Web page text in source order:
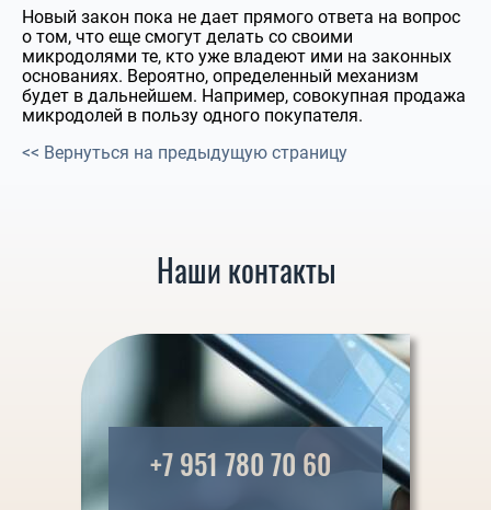
Новый закон пока не дает прямого ответа на вопрос
о том, что еще смогут делать со своими
микродолями те, кто уже владеют ими на законных
основаниях. Вероятно, определенный механизм
будет в дальнейшем. Например, совокупная продажа
микродолей в пользу одного покупателя.
<< Вернуться на предыдущую страницу
Наши контакты
+7 951 780 70 60